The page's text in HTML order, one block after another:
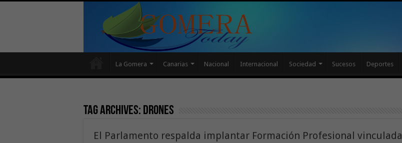
La Gomera Canarias Nacional Internacional Sociedad Sucesos Deportes
Tag Archives: drones
El Parlamento respalda implantar Formación Profesional vinculada